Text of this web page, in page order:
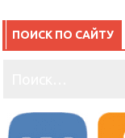
ПОИСК ПО САЙТУ